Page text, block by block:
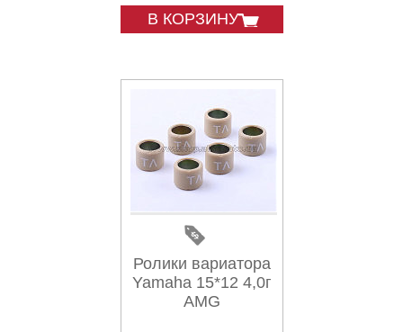
В КОРЗИНУ
Ролики вариатора
Yamaha 15*12 4,0г
AMG